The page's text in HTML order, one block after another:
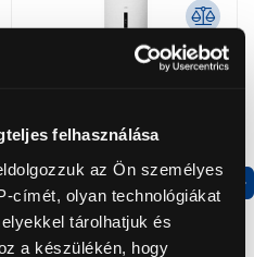
felhasználása
az Ön személyes
címét, olyan technológiákat
tárolhatjuk és
a készülékén, hogy